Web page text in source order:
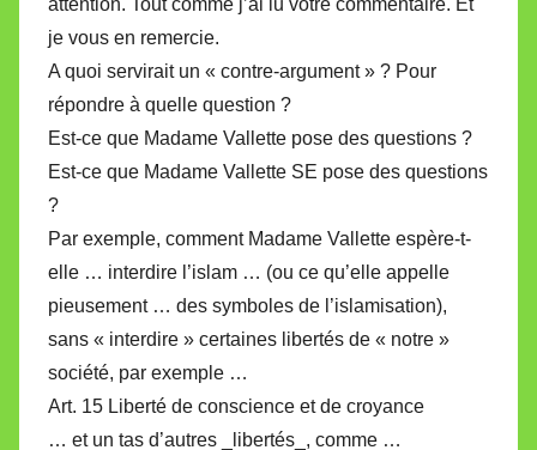
attention. Tout comme j’ai lu votre commentaire. Et
je vous en remercie.
A quoi servirait un « contre-argument » ? Pour
répondre à quelle question ?
Est-ce que Madame Vallette pose des questions ?
Est-ce que Madame Vallette SE pose des questions
?
Par exemple, comment Madame Vallette espère-t-
elle … interdire l’islam … (ou ce qu’elle appelle
pieusement … des symboles de l’islamisation),
sans « interdire » certaines libertés de « notre »
société, par exemple …
Art. 15 Liberté de conscience et de croyance
… et un tas d’autres _libertés_, comme …